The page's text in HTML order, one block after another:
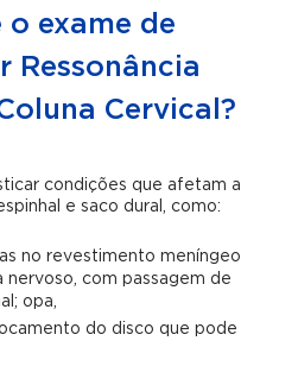
o exame de
Ressonância
Cervical?
condições que afetam a
e saco dural, como:
no revestimento meníngeo
nervoso, com passagem de
opa,
do disco que pode